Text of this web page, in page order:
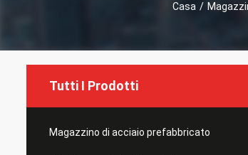
Casa /
Tutti I Prodotti
Magazzino di acciaio prefabbricato